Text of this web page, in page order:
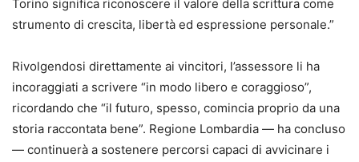
Torino significa riconoscere il valore della scrittura come
strumento di crescita, libertà ed espressione personale.”
Rivolgendosi direttamente ai vincitori, l’assessore li ha
incoraggiati a scrivere “in modo libero e coraggioso”,
ricordando che “il futuro, spesso, comincia proprio da una
storia raccontata bene”. Regione Lombardia — ha concluso
— continuerà a sostenere percorsi capaci di avvicinare i